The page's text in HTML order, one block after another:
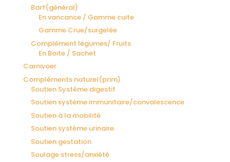
Barf(général)
En vancance / Gamme cuite
Gamme Crue/surgelée
Complément légumes/ Fruits
En Boite / Sachet
Carnivoer
Compléments naturel(prim)
Soutien Système digestif
Soutien système immunitaire/convalescence
Soutien à la mobilité
Soutien système urinaire
Soutien gestation
Soulage stress/anxiété